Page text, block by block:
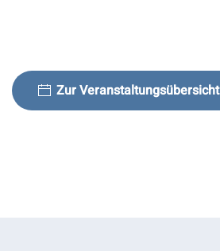
Zur Veranstaltungsübersicht